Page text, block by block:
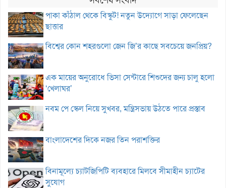
পাকা কাঁঠাল থেকে বিস্কুট! নতুন উদ্যোগে সাড়া ফেলেছেন
ছাত্তার
বিশ্বের কোন শহরগুলো জেন জি’র কাছে সবচেয়ে জনপ্রিয়?
এক মায়ের অনুরোধে ভিসা সেন্টারে শিশুদের জন্য চালু হলো
‘খেলাঘর’
নবম পে স্কেল নিয়ে সুখবর, মন্ত্রিসভায় উঠতে পারে প্রস্তাব
বাংলাদেশের দিকে নজর তিন পরাশক্তির
বিনামূল্যে চ্যাটজিপিটি ব্যবহারে মিলবে সীমাহীন চ্যাটের
সুযোগ